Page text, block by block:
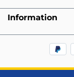
Information